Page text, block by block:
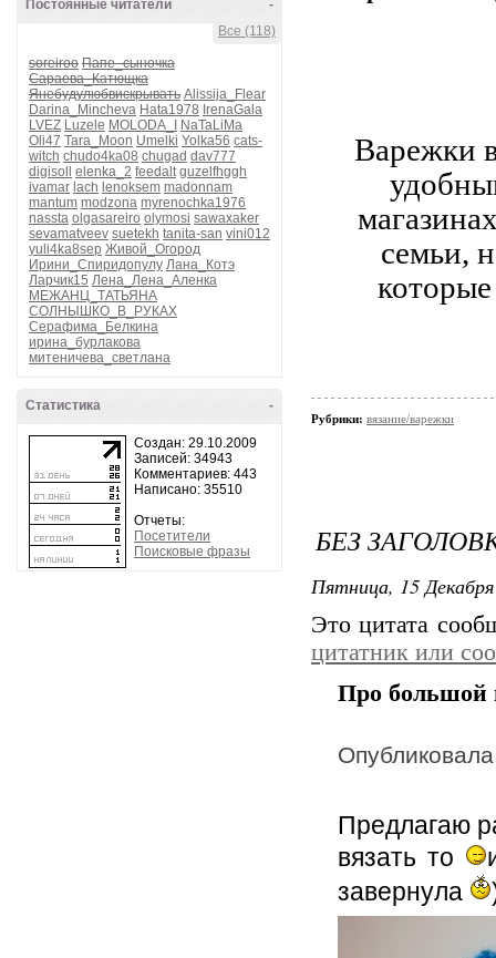
-
Постоянные читатели
Все (118)
soreiroo Папе_сыночка
Сараева_Катющка
Янебудулюбвискрывать Alissija_Flear
Darina_Mincheva Hata1978 IrenaGala
LVEZ Luzele MOLODA_I
NaTaLiMa
Oli47 Tara_Moon Umelki Yolka56 cats-
witch chudo4ka08 chugad dav777
digisoll
elenka_2 feedalt guzelfhggh
ivamar lach lenoksem madonnam
mantum modzona myrenochka1976
nassta olgasareiro olymosi sawaxaker
sevamatveev suetekh tanita-san vini012
yuli4ka8sep Живой_Огород
Ирини_Спиридопулу Лана_Котэ
Ларчик15 Лена_Лена_Аленка
МЕЖАНЦ_ТАТЬЯНА
СОЛНЫШКО_В_РУКАХ
Серафима_Белкина
ирина_бурлакова
митеничева_светлана
-
Статистика
Создан: 29.10.2009
Записей: 34943
Комментариев: 443
Написано: 35510
Отчеты:
Посетители
Поисковые фразы
Варежки
семьи,
Рубрики: вязание/варежки
БЕЗ
Пятница, 15
Это цитата
цитатник или
Про большой
Предлагаю
вязать то
завернула